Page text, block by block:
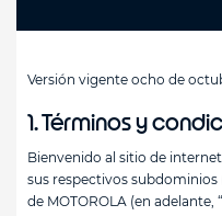
Versión vigente ocho de
1. Términos y
Bienvenido al sitio de internet
sus respectivos subdominios
de MOTOROLA (en adelante,